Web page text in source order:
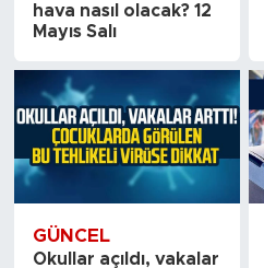
hava nasıl olacak? 12
Mayıs Salı
GÜNCEL
Okullar açıldı, vakalar